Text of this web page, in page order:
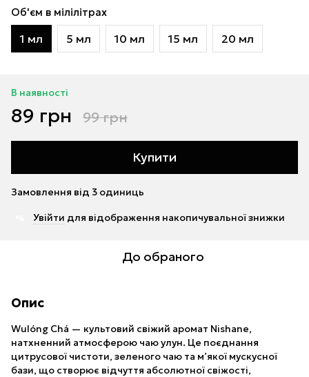
Об'єм в мілілітрах
1 мл 5 мл 10 мл 15 мл 20 мл
В наявності
89 грн 99 грн
Купити
Замовлення від 3 одиниць
Увійти для відображення накопичувальної знижки
До обраного
Опис
Wulóng Chá — культовий свіжий аромат Nishane,
натхненний атмосферою чаю улун. Це поєднання
цитрусової чистоти, зеленого чаю та м’якої мускусної
бази, що створює відчуття абсолютної свіжості,